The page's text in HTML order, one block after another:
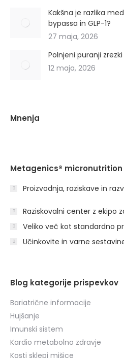
Kakšna je razlika
bypassa in GLP-1?
27 maja, 2026
Polnjeni puranji zrezki
12 maja, 2026
Mnenja
Metagenics® micronutrition
Proizvodnja, raziskave in
Raziskovalni center z ekipo
Veliko več kot standardno
Učinkovite in varne
Blog kategorije prispevkov
Bariatrične informacije
Hujšanje
Imunski sistem
Kardio metabolno zdravje
Kosti sklepi mišice